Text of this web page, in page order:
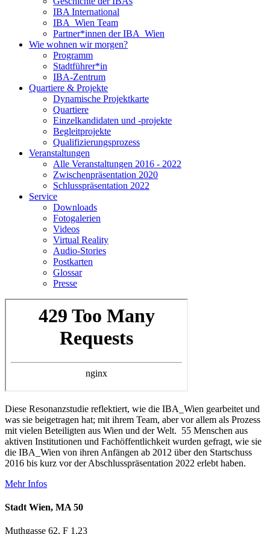
IBA International
IBA_Wien Team
Partner*innen der IBA_Wien
Wie wohnen wir morgen?
Programm
Stadtführer*in
IBA-Zentrum
Quartiere & Projekte
Dynamische Projektkarte
Quartiere
Einzelkandidaten und -projekte
Begleitprojekte
Qualifizierungsprozess
Veranstaltungen
Alle Veranstaltungen 2016 - 2022
Zwischenpräsentation 2020
Schlusspräsentation 2022
Service
Downloads
Fotogalerien
Videos
Virtual Reality
Audio-Stories
Postkarten
Glossar
Presse
Diese Resonanzstudie reflektiert, wie die IBA_Wien gearbeitet und
was sie beigetragen hat; mit ihrem Team, aber vor allem als Prozess
mit vielen Beteiligten aus Wien und der Welt. 55 Menschen aus
aktiven Institutionen und Fachöffentlichkeit wurden gefragt, wie sie
die IBA_Wien von ihren Anfängen ab 2012 über den Startschuss
2016 bis kurz vor der Abschlusspräsentation 2022 erlebt haben.
Mehr Infos
Stadt Wien, MA 50
Muthgasse 62, F 1.23